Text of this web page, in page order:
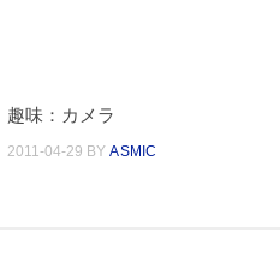
趣味：カメラ
2011-04-29 BYASMIC